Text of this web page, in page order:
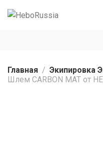
Главная Экипировка
Шлем CARBON MAT от